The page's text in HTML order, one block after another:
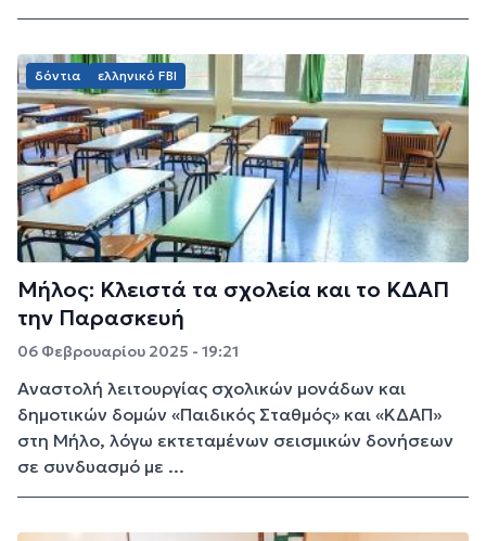
δόντια ελληνικό FBI
Μήλος: Κλειστά τα σχολεία και το ΚΔΑΠ
την Παρασκευή
06 Φεβρουαρίου 2025 - 19:21
Αναστολή λειτουργίας σχολικών μονάδων και
δημοτικών δομών «Παιδικός Σταθμός» και «ΚΔΑΠ»
στη Μήλο, λόγω εκτεταμένων σεισμικών δονήσεων
σε συνδυασμό με ...